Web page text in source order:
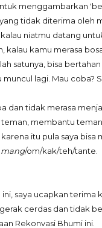
menggambarkan
tidak diterima oleh
niatmu datang
kamu merasa
satunya, bisa
lagi. Mau coba?
dan tidak merasa
teman, membantu
itu pula saya
mang/om/kak/teh/tante.
ini, saya ucapkan
cerdas dan tidak
Rekonvasi Bhumi ini.